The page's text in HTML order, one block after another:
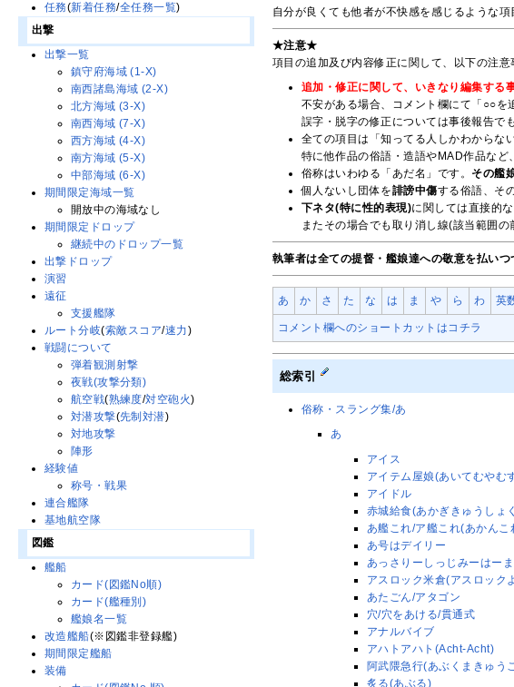
自分が良くても他者が不快感を感じるような
★注意★
項目の追加及び内容修正に関して、以下の注意
追加・修正に関して、いきなり編集する
不安がある場合、コメント欄にて「○○を
誤字・脱字の修正については事後報告で
全ての項目は「知ってる人しかわからな
特に他作品の俗語・造語やMAD作品など
俗称はいわゆる「あだ名」です。 その艦
個人ないし団体を誹謗中傷する俗語、そ
下ネタ(特に性的表現)に関しては直接的
またその場合でも取り消し線(該当範囲
執筆者は全ての提督・艦娘達への敬意を払い
あ か さ た な は ま や ら わ 英
コメント欄へのショートカットはコチラ
総索引
俗称・スラング集/あ
あ
アイス
アイテム屋娘(あいてむやむ
アイドル
赤城給食(あかぎきゅうしょ
あ艦これ/ア艦これ(あかんこ
あ号はデイリー
あっさりーしっじみーはー
アスロック米倉(アスロック
あたごん/アタゴン
穴/穴をあける/貫通式
アナルバイブ
アハトアハト(Acht-Acht)
阿武隈急行(あぶくまきゅう
炙る(あぶる)
任務(新着任務/全任務一覧)
出撃
出撃一覧
鎮守府海域 (1-X)
南西諸島海域 (2-X)
北方海域 (3-X)
南西海域 (7-X)
西方海域 (4-X)
南方海域 (5-X)
中部海域 (6-X)
期間限定海域一覧
開放中の海域なし
期間限定ドロップ
継続中のドロップ一覧
出撃ドロップ
演習
遠征
支援艦隊
ルート分岐(索敵スコア/速力)
戦闘について
弾着観測射撃
夜戦(攻撃分類)
航空戦(熟練度/対空砲火)
対潜攻撃(先制対潜)
対地攻撃
陣形
経験値
称号・戦果
連合艦隊
基地航空隊
図鑑
艦船
カード(図鑑No順)
カード(艦種別)
艦娘名一覧
改造艦船(※図鑑非登録艦)
期間限定艦船
装備